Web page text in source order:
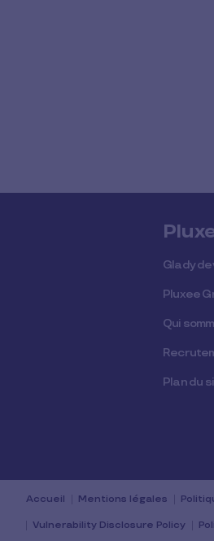
Glady
Pluxee
Qui
Plan du
Accueil Mentions légales
Vulnerability Disclosure Policy